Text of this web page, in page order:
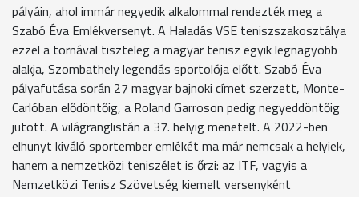
pályáin, ahol immár negyedik alkalommal rendezték meg a
Szabó Éva Emlékversenyt. A Haladás VSE teniszszakosztálya
ezzel a tornával tiszteleg a magyar tenisz egyik legnagyobb
alakja, Szombathely legendás sportolója előtt. Szabó Éva
pályafutása során 27 magyar bajnoki címet szerzett, Monte-
Carlóban elődöntőig, a Roland Garroson pedig negyeddöntőig
jutott. A világranglistán a 37. helyig menetelt. A 2022-ben
elhunyt kiváló sportember emlékét ma már nemcsak a helyiek,
hanem a nemzetközi teniszélet is őrzi: az ITF, vagyis a
Nemzetközi Tenisz Szövetség kiemelt versenyként